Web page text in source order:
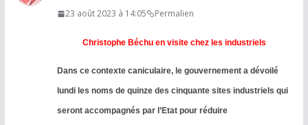
23 août 2023 à 14:05 Permalien
Christophe Béchu en visite chez les industriels
Dans ce contexte caniculaire, le gouvernement a dévoilé
lundi les noms de quinze des cinquante sites industriels qui
seront accompagnés par l’Etat pour réduire